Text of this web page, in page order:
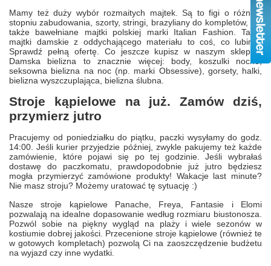
Mamy też duży wybór rozmaitych majtek. Są to figi o różnym
stopniu zabudowania, szorty, stringi, brazyliany do kompletów, ale
także bawełniane majtki polskiej marki Italian Fashion. Tanie
majtki damskie z oddychającego materiału to coś, co lubimy!
Sprawdź pełną ofertę. Co jeszcze kupisz w naszym sklepie?
Damska bielizna to znacznie więcej: body, koszulki nocne,
seksowna bielizna na noc (np. marki Obsessive), gorsety, halki,
bielizna wyszczuplająca, bielizna ślubna.
Stroje kąpielowe na już. Zamów dziś,
przymierz jutro
Pracujemy od poniedziałku do piątku, paczki wysyłamy do godz.
14:00. Jeśli kurier przyjedzie później, zwykle pakujemy też każde
zamówienie, które pojawi się po tej godzinie. Jeśli wybrałaś
dostawę do paczkomatu, prawdopodobnie już jutro będziesz
mogła przymierzyć zamówione produkty! Wakacje last minute?
Nie masz stroju? Możemy uratować tę sytuację :)
Nasze stroje kąpielowe Panache, Freya, Fantasie i Elomi
pozwalają na idealne dopasowanie według rozmiaru biustonosza.
Pozwól sobie na piękny wygląd na plaży i wiele sezonów w
kostiumie dobrej jakości. Przecenione stroje kąpielowe (również te
w gotowych kompletach) pozwolą Ci na zaoszczędzenie budżetu
na wyjazd czy inne wydatki.